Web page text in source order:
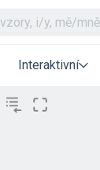
Interaktivní